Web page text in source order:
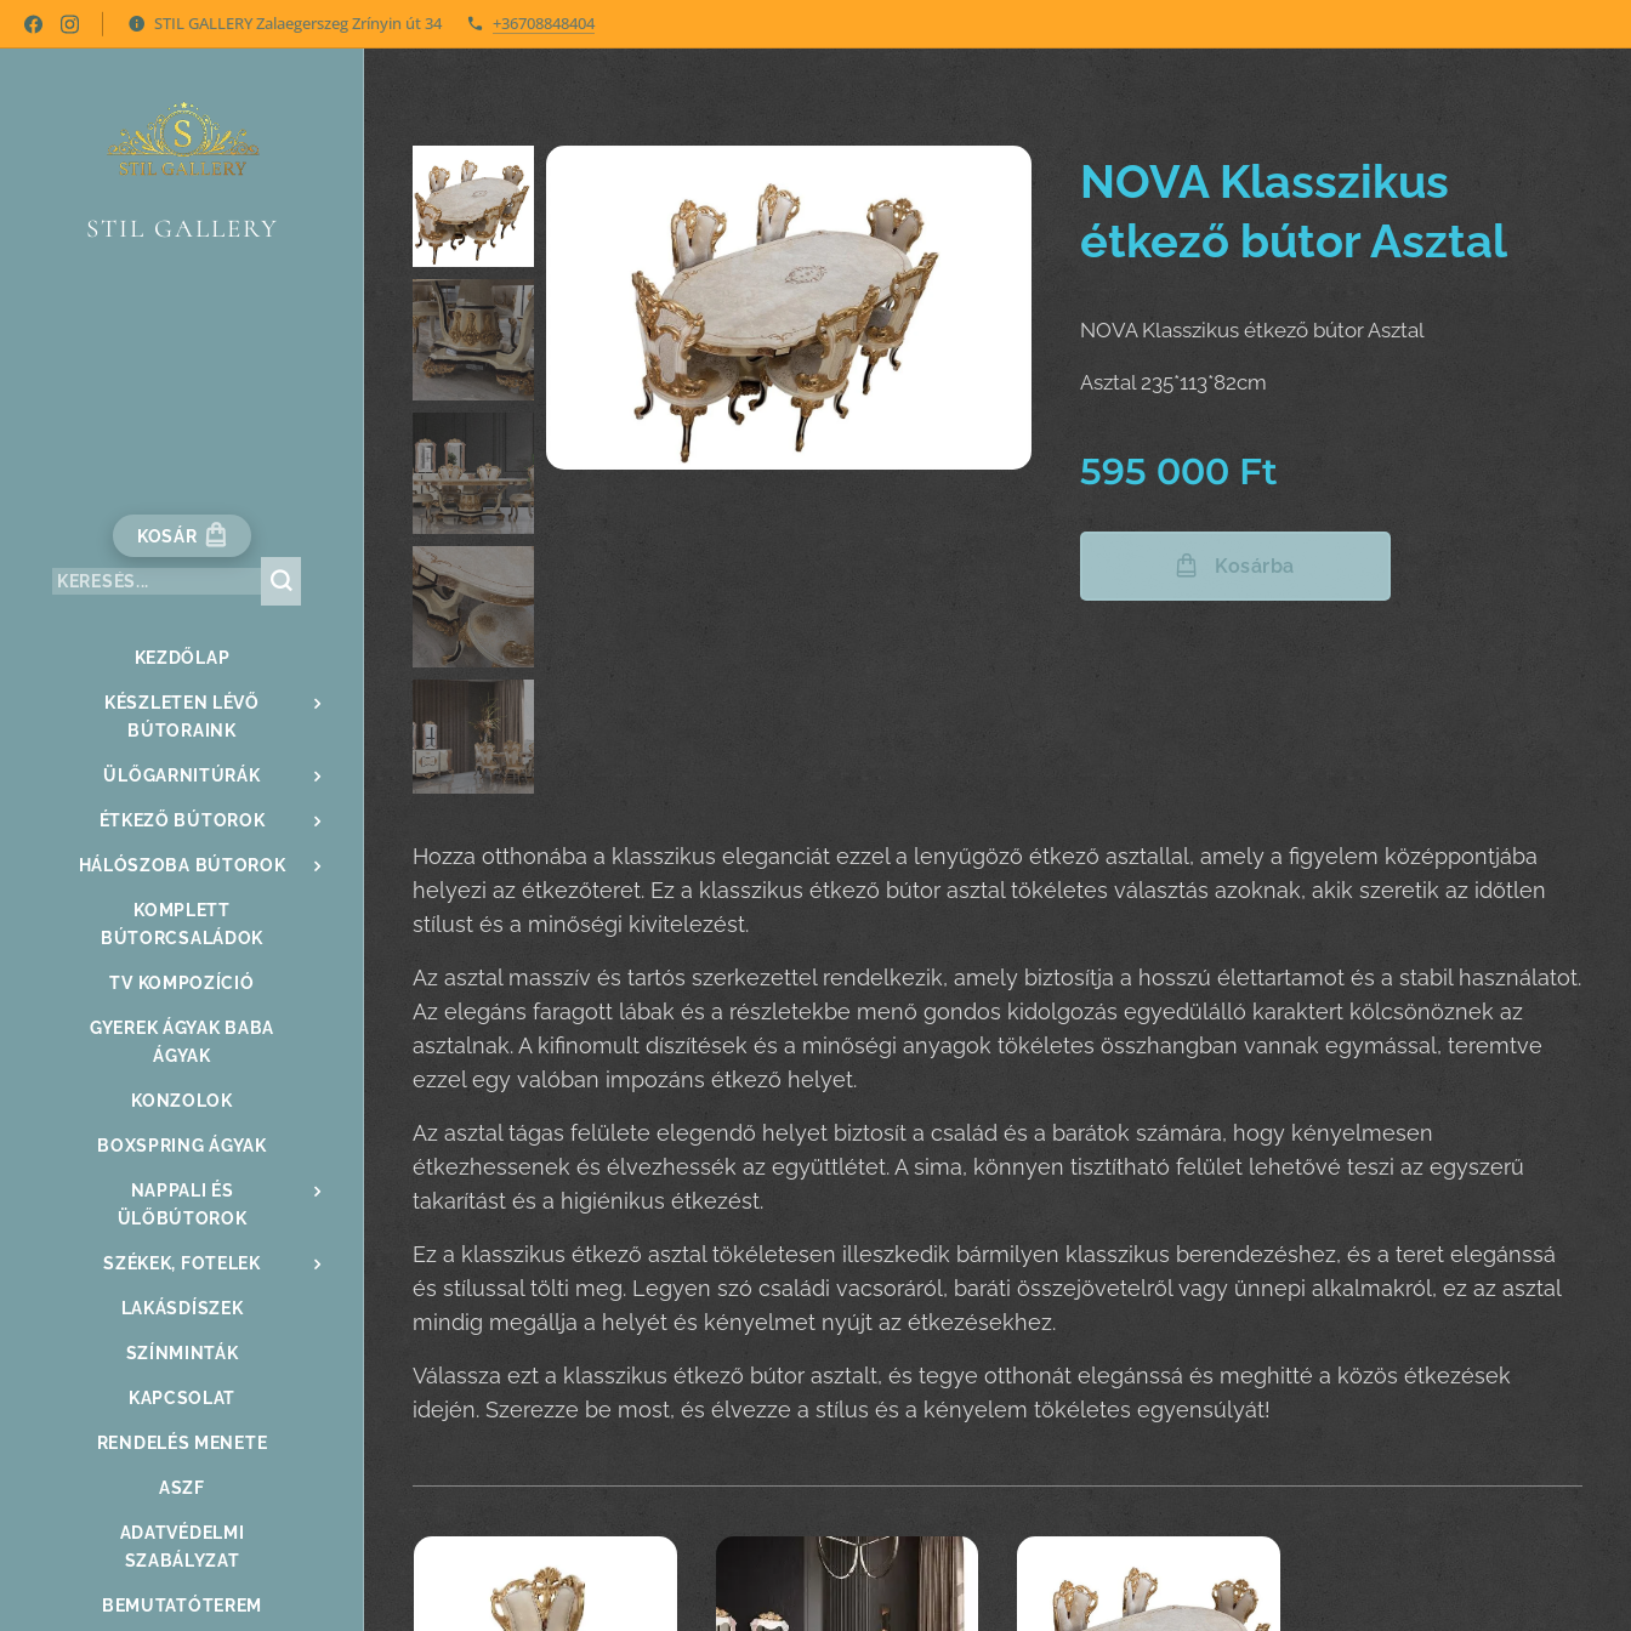
STIL GALLERY Zalaegerszeg Zrínyin út 34 +36708848404
STIL GALLERY
KOSÁR
KEZDŐLAP
KÉSZLETEN LÉVŐ
BÚTORAINK
ÜLŐGARNITÚRÁK
ÉTKEZŐ BÚTOROK
HÁLÓSZOBA BÚTOROK
KOMPLETT
BÚTORCSALÁDOK
TV KOMPOZÍCIÓ
GYEREK ÁGYAK BABA
ÁGYAK
KONZOLOK
BOXSPRING ÁGYAK
NAPPALI ÉS
ÜLŐBÚTOROK
SZÉKEK, FOTELEK
LAKÁSDÍSZEK
SZÍNMINTÁK
KAPCSOLAT
RENDELÉS MENETE
ASZF
ADATVÉDELMI
SZABÁLYZAT
BEMUTATÓTEREM
NOVA Klasszikus
étkező bútor Asztal
NOVA Klasszikus étkező bútor Asztal
Asztal 235*113*82cm
595 000 Ft
Kosárba
Hozza otthonába a klasszikus eleganciát ezzel a lenyűgöző étkező asztallal, amely a figyelem középpontjába
helyezi az étkezőteret. Ez a klasszikus étkező bútor asztal tökéletes választás azoknak, akik szeretik az időtlen
stílust és a minőségi kivitelezést.
Az asztal masszív és tartós szerkezettel rendelkezik, amely biztosítja a hosszú élettartamot és a stabil használatot.
Az elegáns faragott lábak és a részletekbe menő gondos kidolgozás egyedülálló karaktert kölcsönöznek az
asztalnak. A kifinomult díszítések és a minőségi anyagok tökéletes összhangban vannak egymással, teremtve
ezzel egy valóban impozáns étkező helyet.
Az asztal tágas felülete elegendő helyet biztosít a család és a barátok számára, hogy kényelmesen
étkezhessenek és élvezhessék az együttlétet. A sima, könnyen tisztítható felület lehetővé teszi az egyszerű
takarítást és a higiénikus étkezést.
Ez a klasszikus étkező asztal tökéletesen illeszkedik bármilyen klasszikus berendezéshez, és a teret elegánssá
és stílussal tölti meg. Legyen szó családi vacsoráról, baráti összejövetelről vagy ünnepi alkalmakról, ez az asztal
mindig megállja a helyét és kényelmet nyújt az étkezésekhez.
Válassza ezt a klasszikus étkező bútor asztalt, és tegye otthonát elegánssá és meghitté a közös étkezések
idején. Szerezze be most, és élvezze a stílus és a kényelem tökéletes egyensúlyát!